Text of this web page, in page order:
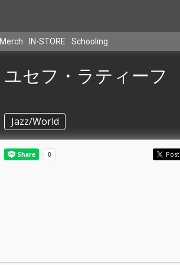
Merch IN-STORE Schooling
ユセフ・ラティーフ
Jazz/World
Post